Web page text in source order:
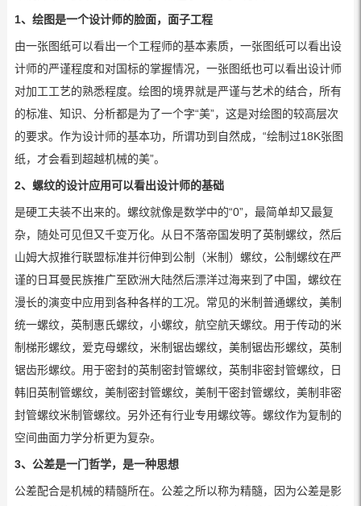
1、绘图是一个设计师的脸面，面子工程
由一张图纸可以看出一个工程师的基本素质，一张图纸可以看出设
计师的严谨程度和对国标的掌握情况，一张图纸也可以看出设计师
对加工工艺的熟悉程度。绘图的境界就是严谨与艺术的结合，所有
的标准、知识、分析都是为了一个字“美”，这是对绘图的较高层次
的要求。作为设计师的基本功，所谓功到自然成，“绘制过18K张图
纸，才会看到超越机械的美”。
2、螺纹的设计应用可以看出设计师的基础
是硬工夫装不出来的。螺纹就像是数学中的“0”，最简单却又最复
杂，随处可见但又千变万化。从日不落帝国发明了英制螺纹，然后
山姆大叔推行联盟标准并衍伸到公制（米制）螺纹，公制螺纹在严
谨的日耳曼民族推广至欧洲大陆然后漂洋过海来到了中国，螺纹在
漫长的演变中应用到各种各样的工况。常见的米制普通螺纹，美制
统一螺纹，英制惠氏螺纹，小螺纹，航空航天螺纹。用于传动的米
制梯形螺纹，爱克母螺纹，米制锯齿螺纹，美制锯齿形螺纹，英制
锯齿形螺纹。用于密封的英制密封管螺纹，英制非密封管螺纹，日
韩旧英制管螺纹，美制密封管螺纹，美制干密封管螺纹，美制非密
封管螺纹米制管螺纹。另外还有行业专用螺纹等。螺纹作为复制的
空间曲面力学分析更为复杂。
3、公差是一门哲学，是一种思想
公差配合是机械的精髓所在。公差之所以称为精髓，因为公差是影